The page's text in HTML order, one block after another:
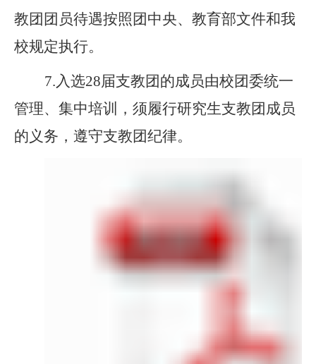
教团团员待遇按照团中央、教育部文件和我
校规定执行。
7.入选28届支教团的成员由校团委统一
管理、集中培训，须履行研究生支教团成员
的义务，遵守支教团纪律。